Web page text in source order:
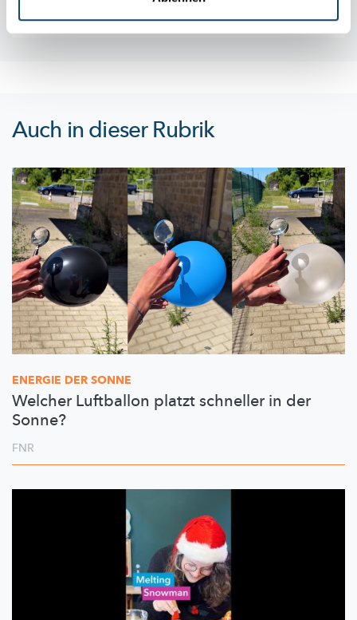
Auch in dieser Rubrik
ENERGIE DER SONNE
Welcher Luftballon platzt schneller in der
Sonne?
FNR